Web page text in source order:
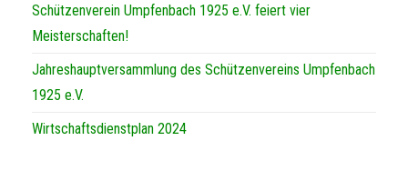
Schützenverein Umpfenbach 1925 e.V. feiert vier
Meisterschaften!
Jahreshauptversammlung des Schützenvereins Umpfenbach
1925 e.V.
Wirtschaftsdienstplan 2024